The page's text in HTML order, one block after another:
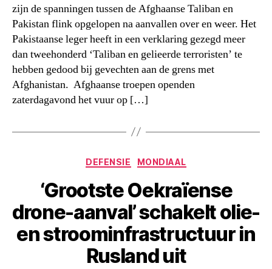
zijn de spanningen tussen de Afghaanse Taliban en
Pakistan flink opgelopen na aanvallen over en weer. Het
Pakistaanse leger heeft in een verklaring gezegd meer
dan tweehonderd ‘Taliban en gelieerde terroristen’ te
hebben gedood bij gevechten aan de grens met
Afghanistan. Afghaanse troepen openden
zaterdagavond het vuur op […]
Categorieën
DEFENSIE MONDIAAL
‘Grootste Oekraïense
drone-aanval’ schakelt olie-
en stroominfrastructuur in
Rusland uit